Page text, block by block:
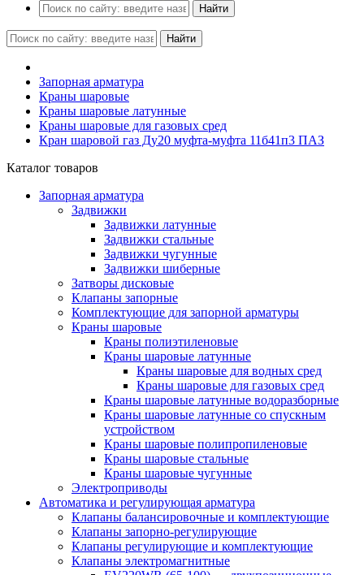
Найти
Найти
Запорная арматура
Краны шаровые
Краны шаровые латунные
Краны шаровые для газовых сред
Кран шаровой газ Ду20 муфта-муфта 11б41п3 ПАЗ
Каталог товаров
Запорная арматура
Задвижки
Задвижки латунные
Задвижки стальные
Задвижки чугунные
Задвижки шиберные
Затворы дисковые
Клапаны запорные
Комплектующие для запорной арматуры
Краны шаровые
Краны полиэтиленовые
Краны шаровые латунные
Краны шаровые для водных сред
Краны шаровые для газовых сред
Краны шаровые латунные водоразборные
Краны шаровые латунные со спускным
устройством
Краны шаровые полипропиленовые
Краны шаровые стальные
Краны шаровые чугунные
Электроприводы
Автоматика и регулирующая арматура
Клапаны балансировочные и комплектующие
Клапаны запорно-регулирующие
Клапаны регулирующие и комплектующие
Клапаны электромагнитные